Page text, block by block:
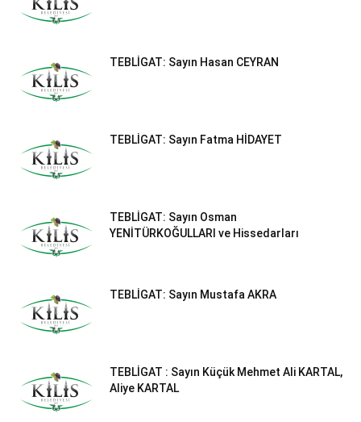
TEBLİGAT: Sayın Hasan CEYRAN
TEBLİGAT: Sayın Fatma HİDAYET
TEBLİGAT: Sayın Osman
YENİTÜRKOĞULLARI ve Hissedarları
TEBLİGAT: Sayın Mustafa AKRA
TEBLİGAT : Sayın Küçük Mehmet Ali KARTAL,
Aliye KARTAL